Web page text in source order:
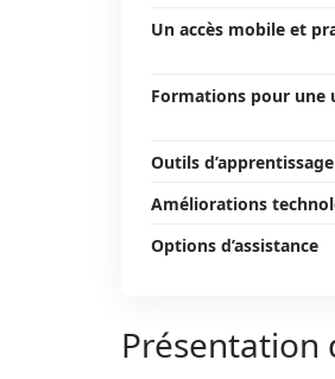
Un accès mobile et
Formations pour
Outils d’apprentissage
Améliorations
Options d’assistance
Présentation